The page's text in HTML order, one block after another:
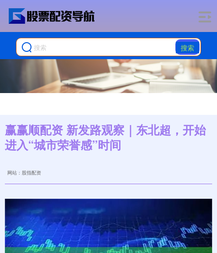
搜索
赢赢顺配资 新发路观察｜东北超，开始
进入“城市荣誉感”时间
网站：股指配资